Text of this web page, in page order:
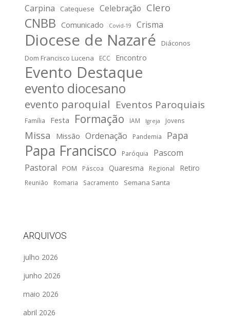
Carpina Catequese Celebração Clero
CNBB Comunicado Covid-19 Crisma
Diocese de Nazaré
Diáconos
Dom Francisco Lucena
ECC Encontro
Evento Destaque
evento diocesano
evento paroquial Eventos Paroquiais
Família Festa Formação IAM Igreja Jovens
Missa Missão Ordenação Pandemia Papa
Papa Francisco Paróquia
Pascom
Pastoral
POM Páscoa Quaresma Regional Retiro
Reunião Romaria Sacramento Semana Santa
ARQUIVOS
julho 2026
junho 2026
maio 2026
abril 2026